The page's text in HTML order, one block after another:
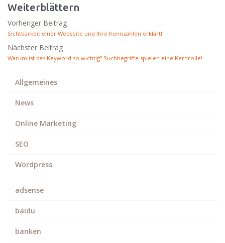
Weiterblättern
Vorheriger Beitrag
Sichtbarkeit einer Webseite und Ihre Kennzahlen erklärt!
Nächster Beitrag
Warum ist das Keyword so wichtig? Suchbegriffe spielen eine Kernrolle!
Allgemeines
News
Online Marketing
SEO
Wordpress
adsense
baidu
banken